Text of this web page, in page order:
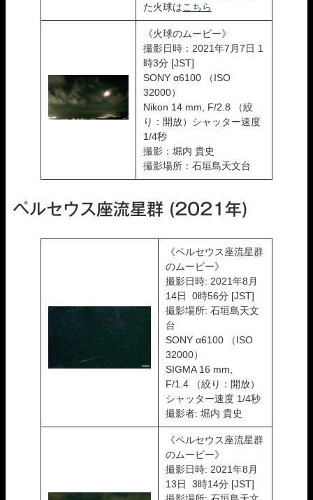
た火球はこちら
《火球のムービー》
撮影日時：2021年7月7日 1
時3分 [JST]
SONY α6100 （ISO
32000）
Nikon 14 mm, F/2.8 （絞
り：開放）シャッター速度
1/4秒
撮影：堀内 貴史
撮影場所：石垣島天文台
ペルセウス座流星群 (2021年)
《ペルセウス座流星群
のムービー》
撮影日時: 2021年8月
14日 0時56分 [JST]
撮影場所: 石垣島天文
台
SONY α6100 （ISO
32000）
SIGMA 16 mm,
F/1.4 （絞り：開放）
シャッター速度 1/4秒
撮影者: 堀内 貴史
《ペルセウス座流星群
のムービー》
撮影日時: 2021年8月
13日 3時14分 [JST]